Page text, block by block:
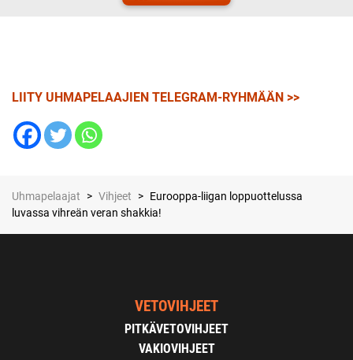
LIITY UHMAPELAAJIEN TELEGRAM-RYHMÄÄN >>
Uhmapelaajat > Vihjeet > Eurooppa-liigan loppuottelussa
luvassa vihreän veran shakkia!
VETOVIHJEET
PITKÄVETOVIHJEET
VAKIOVIHJEET